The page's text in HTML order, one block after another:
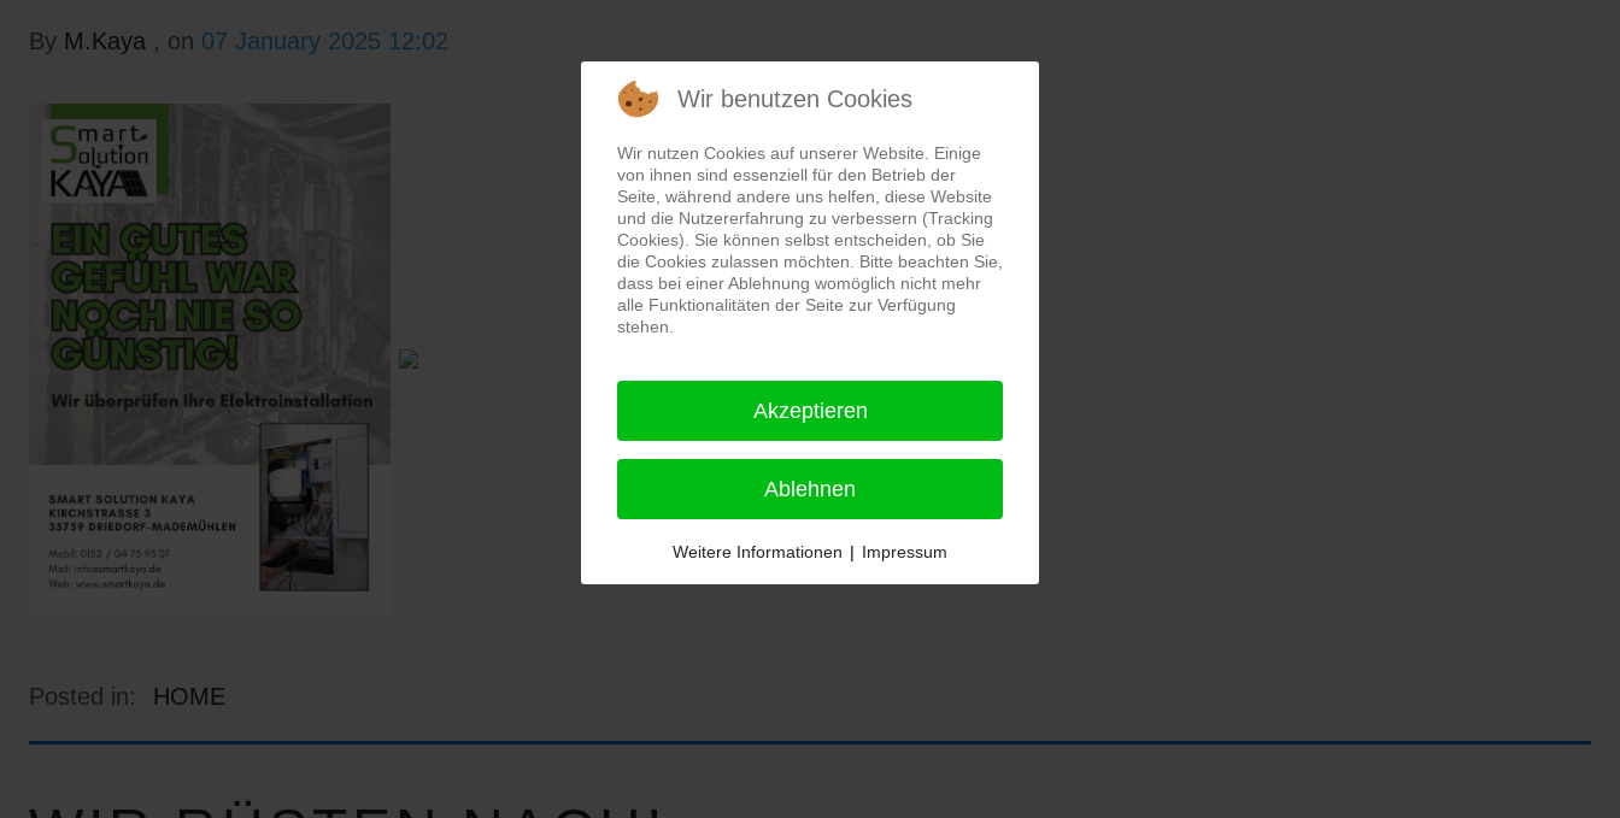
By M.Kaya , on 07 January 2025 12:02
Posted in: HOME
Wir benutzen Cookies
Wir nutzen Cookies auf unserer Website. Einige
von ihnen sind essenziell für den Betrieb der
Seite, während andere uns helfen, diese Website
und die Nutzererfahrung zu verbessern (Tracking
Cookies). Sie können selbst entscheiden, ob Sie
die Cookies zulassen möchten. Bitte beachten Sie,
dass bei einer Ablehnung womöglich nicht mehr
alle Funktionalitäten der Seite zur Verfügung
stehen.
Akzeptieren
Ablehnen
Weitere Informationen | Impressum